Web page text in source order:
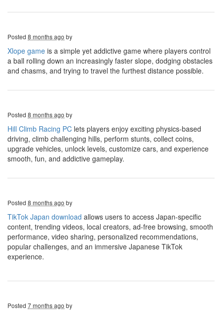
Posted 8 months ago by
Xlope game is a simple yet addictive game where players control
a ball rolling down an increasingly faster slope, dodging obstacles
and chasms, and trying to travel the furthest distance possible.
Posted 8 months ago by
Hill Climb Racing PC lets players enjoy exciting physics-based
driving, climb challenging hills, perform stunts, collect coins,
upgrade vehicles, unlock levels, customize cars, and experience
smooth, fun, and addictive gameplay.
Posted 8 months ago by
TikTok Japan download allows users to access Japan-specific
content, trending videos, local creators, ad-free browsing, smooth
performance, video sharing, personalized recommendations,
popular challenges, and an immersive Japanese TikTok
experience.
Posted 7 months ago by